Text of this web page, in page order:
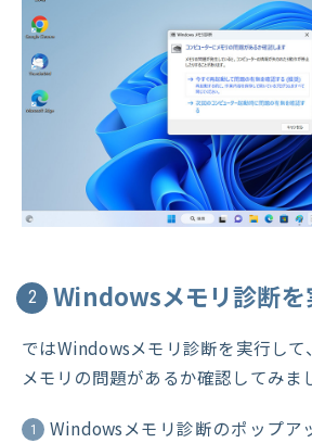
2 Windowsメモリ診断を
ではWindowsメモリ診断を実行して
メモリの問題があるか確認してみま
1
Windowsメモリ診断のポップア